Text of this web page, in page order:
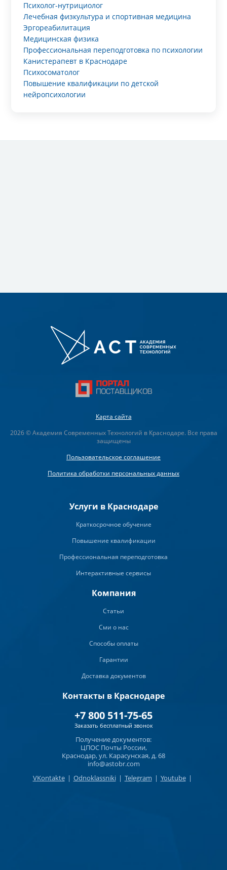
Психолог-нутрициолог
Лечебная физкультура и спортивная медицина
Эргореабилитация
Медицинская физика
Профессиональная переподготовка по психологии
Канистерапевт в Краснодаре
Психосоматолог
Повышение квалификации по детской
нейропсихологии
Карта сайта
2026 © Академия Современных Технологий в Краснодаре. Все права
защищены
Пользовательское соглашение
Политика обработки персональных данных
Услуги в Краснодаре
Краткосрочное обучение
Повышение квалификации
Профессиональная переподготовка
Интерактивные сервисы
Компания
Статьи
Сми о нас
Способы оплаты
Гарантии
Доставка документов
Контакты в Краснодаре
+7 800 511-75-65
Заказать бесплатный звонок
Получение документов:
ЦПОС Почты России,
Краснодар, ул. Карасунская, д. 68
info@astobr.com
VKontakte | Odnoklassniki | Telegram | Youtube |